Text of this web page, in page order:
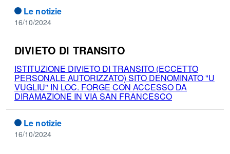
Le notizie
16/10/2024
DIVIETO DI TRANSITO
ISTITUZIONE DIVIETO DI TRANSITO (ECCETTO
PERSONALE AUTORIZZATO) SITO DENOMINATO "U
VUGLIU" IN LOC. FORGE CON ACCESSO DA
DIRAMAZIONE IN VIA SAN FRANCESCO
Le notizie
16/10/2024